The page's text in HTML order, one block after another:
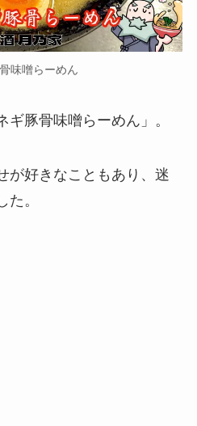
味噌らーめん
豚骨味噌らーめん」。
が好きなこともあり、迷
。